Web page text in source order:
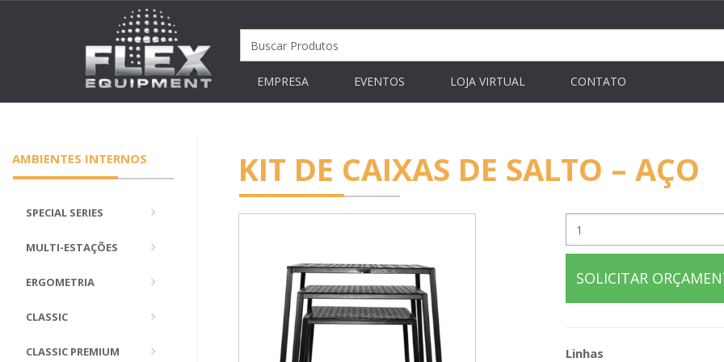
EMPRESA EVENTOS LOJA VIRTUAL CONTATO
AMBIENTES INTERNOS
SPECIAL SERIES
MULTI-ESTAÇÕES
ERGOMETRIA
CLASSIC
CLASSIC PREMIUM
KIT DE CAIXAS DE SALTO – AÇO
SOLICITAR
Linhas